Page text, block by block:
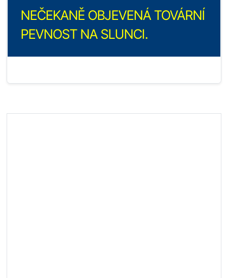
NEČEKANĚ OBJEVENÁ TOVÁRNÍ
PEVNOST NA SLUNCI.